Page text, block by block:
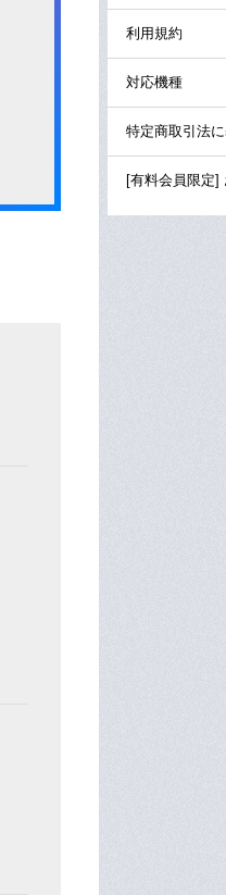
利用規約
対応機種
特定商取引法
[有料会員限定]